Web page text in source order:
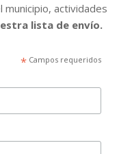
actividades
lista de envío.
*Campos requeridos